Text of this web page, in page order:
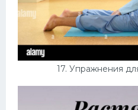
17. Упражнения